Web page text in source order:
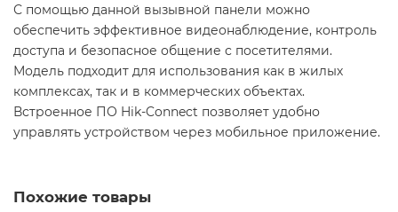
С помощью данной вызывной панели можно
обеспечить эффективное видеонаблюдение, контроль
доступа и безопасное общение с посетителями.
Модель подходит для использования как в жилых
комплексах, так и в коммерческих объектах.
Встроенное ПО Hik-Connect позволяет удобно
управлять устройством через мобильное приложение.
Похожие товары